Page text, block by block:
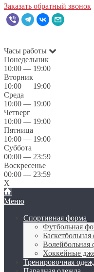
Заказать обратный звонок
Часы работы
Понедельник
10:00 — 19:00
Вторник
10:00 — 19:00
Среда
10:00 — 19:00
Четверг
10:00 — 19:00
Пятница
10:00 — 19:00
Суббота
00:00 — 23:59
Воскресенье
00:00 — 23:59
X
Меню
Спортивная форма
Футбольная
Волейбольная
Хоккейные
Тренировочная